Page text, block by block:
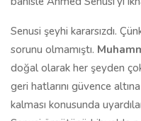
Senusi şeyhi kararsızdı.
sorunu olmamıştı.
doğal olarak her şeyden çok
geri hatlarını güvence
kalması konusunda